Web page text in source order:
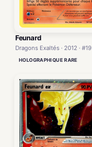
Feunard
Dragons Exaltés · 2012 · #19
HOLOGRAPHIQUE RARE